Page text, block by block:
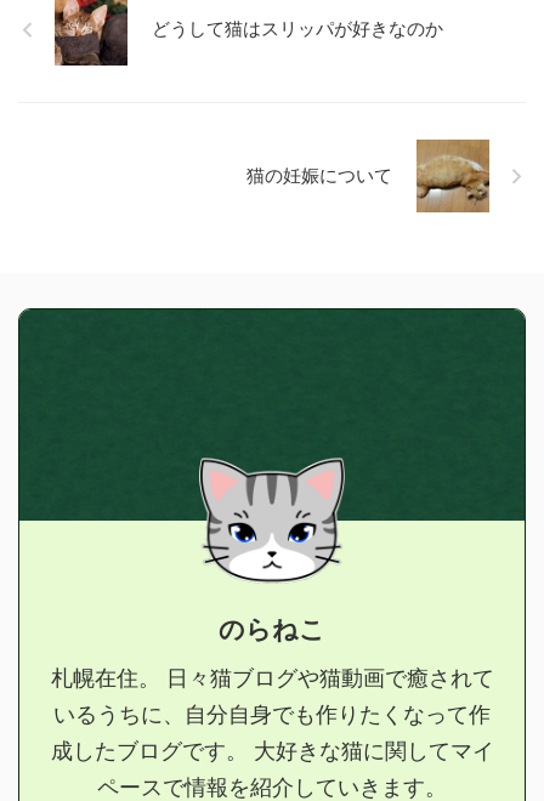
どうして猫はスリッパが好きなのか
猫の妊娠について
のらねこ
札幌在住。 日々猫ブログや猫動画で癒されて
いるうちに、自分自身でも作りたくなって作
成したブログです。 大好きな猫に関してマイ
ペースで情報を紹介していきます。